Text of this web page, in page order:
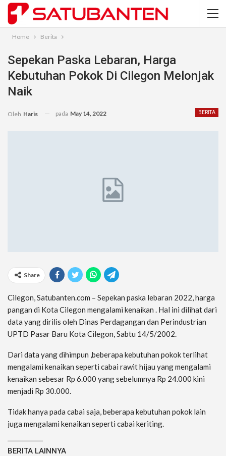
Home Berita
Sepekan Paska Lebaran, Harga
Kebutuhan Pokok Di Cilegon Melonjak
Naik
BERITA
Oleh Haris pada May 14, 2022
Share
Cilegon, Satubanten.com – Sepekan paska lebaran 2022, harga
pangan di Kota Cilegon mengalami kenaikan . Hal ini dilihat dari
data yang dirilis oleh Dinas Perdagangan dan Perindustrian
UPTD Pasar Baru Kota Cilegon, Sabtu 14/5/2002.
Dari data yang dihimpun ,beberapa kebutuhan pokok terlihat
mengalami kenaikan seperti cabai rawit hijau yang mengalami
kenaikan sebesar Rp 6.000 yang sebelumnya Rp 24.000 kini
menjadi Rp 30.000.
Tidak hanya pada cabai saja, beberapa kebutuhan pokok lain
juga mengalami kenaikan seperti cabai keriting.
BERITA LAINNYA